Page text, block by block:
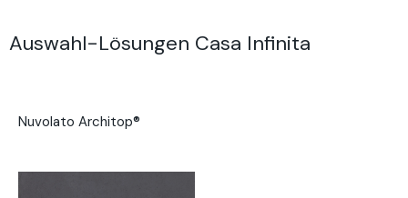
Auswahl-Lösungen Casa Infinita
Nuvolato Architop®